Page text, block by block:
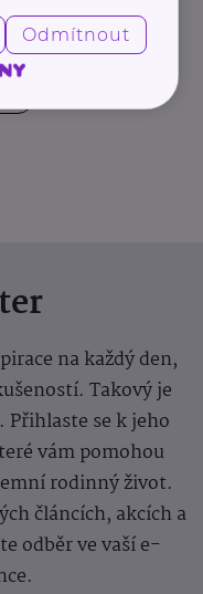
na každý den,
Takový je
se k jeho
vám pomohou
rodinný život.
článcích, akcích a
odběr ve vaší e-
Odmítnout